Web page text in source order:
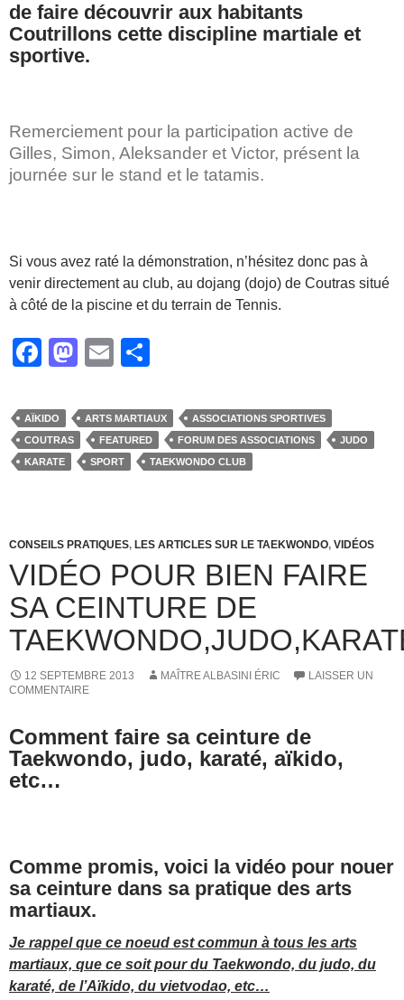
de faire découvrir aux habitants
Coutrillons cette discipline martiale et
sportive.
Remerciement pour la participation active de
Gilles, Simon, Aleksander et Victor, présent la
journée sur le stand et le tatamis.
Si vous avez raté la démonstration, n’hésitez donc pas à
venir directement au club, au dojang (dojo) de Coutras situé
à côté de la piscine et du terrain de Tennis.
F
c
e
b
k
M
st
o
d
E
ail ta
g
er
AÏKIDO ARTS MARTIAUX
ASSOCIATIONS SPORTIVES
COUTRAS
FEATURED FORUM DES ASSOCIATIONS
JUDO
KARATE
SPORT TAEKWONDO CLUB
CONSEILS PRATIQUES, LES ARTICLES SUR LE TAEKWONDO, VIDÉOS
VIDÉO POUR BIEN FAIRE
SA CEINTURE DE
12 SEPTEMBRE 2013 MAÎTRE ALBASINI ÉRIC
LAISSER UN
COMMENTAIRE
Comment faire sa ceinture de
Taekwondo, judo, karaté, aïkido,
etc…
Comme promis, voici la vidéo pour nouer
sa ceinture dans sa pratique des arts
martiaux.
Je rappel que ce noeud est commun à tous les arts
martiaux, que ce soit pour du Taekwondo, du judo, du
karaté, de l’Aïkido, du vietvodao, etc…